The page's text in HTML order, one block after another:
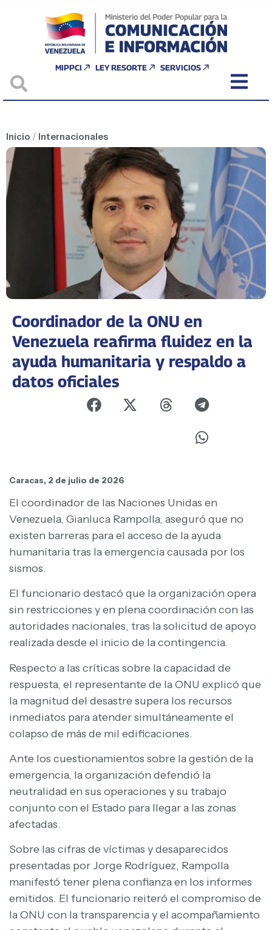
MIPPCI LEY RESORTE SERVICIOS
Inicio / Internacionales
Coordinador de la ONU en
Venezuela reafirma fluidez en la
ayuda humanitaria y respaldo a
datos oficiales
Caracas, 2 de julio de 2026
El coordinador de las Naciones Unidas en
Venezuela, Gianluca Rampolla, aseguró que no
existen barreras para el acceso de la ayuda
humanitaria tras la emergencia causada por los
sismos.
El funcionario destacó que la organización opera
sin restricciones y en plena coordinación con las
autoridades nacionales, tras la solicitud de apoyo
realizada desde el inicio de la contingencia.
Respecto a las críticas sobre la capacidad de
respuesta, el representante de la ONU explicó que
la magnitud del desastre supera los recursos
inmediatos para atender simultáneamente el
colapso de más de mil edificaciones.
Ante los cuestionamientos sobre la gestión de la
emergencia, la organización defendió la
neutralidad en sus operaciones y su trabajo
conjunto con el Estado para llegar a las zonas
afectadas.
Sobre las cifras de víctimas y desaparecidos
presentadas por Jorge Rodríguez, Rampolla
manifestó tener plena confianza en los informes
emitidos. El funcionario reiteró el compromiso de
la ONU con la transparencia y el acompañamiento